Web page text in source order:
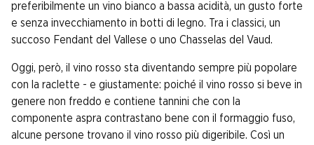
preferibilmente un vino bianco a bassa acidità, un gusto forte
e senza invecchiamento in botti di legno. Tra i classici, un
succoso Fendant del Vallese o uno Chasselas del Vaud.
Oggi, però, il vino rosso sta diventando sempre più popolare
con la raclette - e giustamente: poiché il vino rosso si beve in
genere non freddo e contiene tannini che con la
componente aspra contrastano bene con il formaggio fuso,
alcune persone trovano il vino rosso più digeribile. Così un